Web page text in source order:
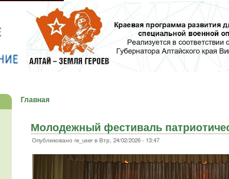
Главная
Молодежный фестиваль
Опубликовано re_user в Втр, 24/02/2026 - 13:47